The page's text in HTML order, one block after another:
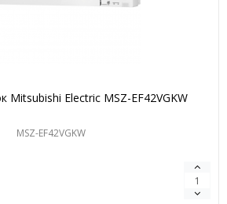
Mitsubishi Electric MSZ-EF42VGKW
MSZ-EF42VGKW